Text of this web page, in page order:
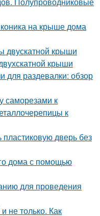
на крыше дома
двускатной крыши
крыши
для раздевалки: обзор
саморезами к
к
пластиковую дверь без
дома с помощью
для проведения
не только. Как